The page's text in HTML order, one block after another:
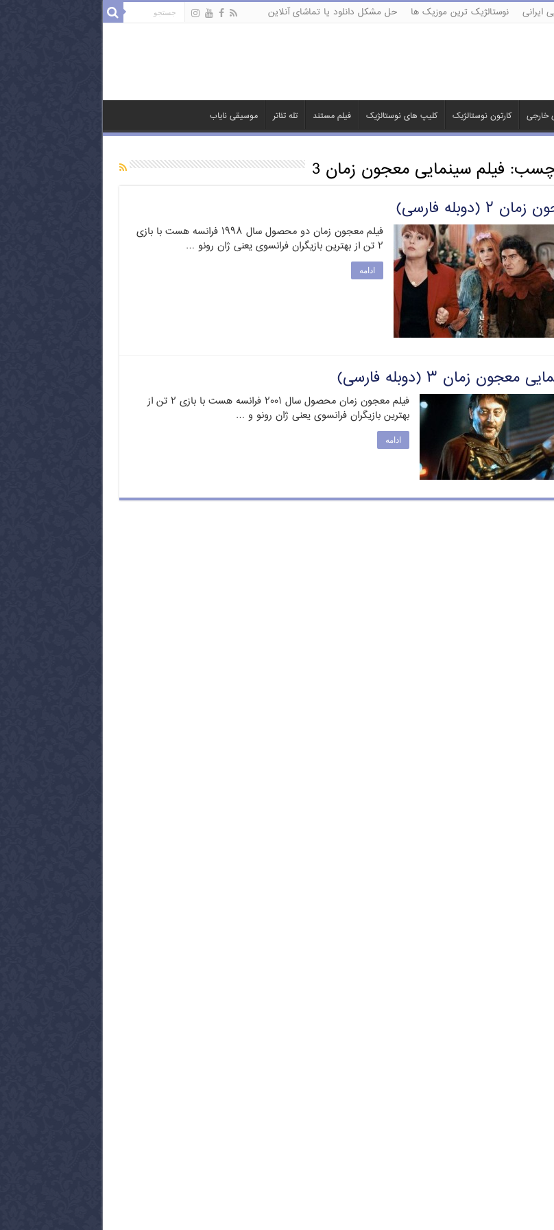
ایرانی نوستالژیک ترین موزیک ها حل مشکل دانلود یا تماشای آنلاین
خارجی کارتون نوستالژیک کلیپ های نوستالژیک فیلم مستند تله تئاتر موسیقی نایاب
فیلم سینمایی معجون زمان 3
(دوبله فارسی)
فیلم معجون زمان دو محصول سال ۱۹۹۸ فرانسه هست با بازی
۲ تن از بهترین بازیگران فرانسوی یعنی ژان رونو …
ادامه
زمان ۳ (دوبله فارسی)
فیلم معجون زمان محصول سال ۲۰۰۱ فرانسه هست با بازی ۲ تن از
بهترین بازیگران فرانسوی یعنی ژان رونو و …
ادامه